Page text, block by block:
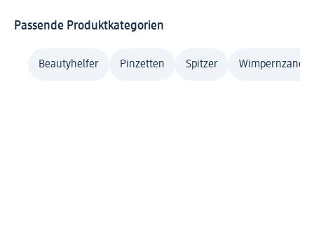
Passende Produktkategorien
Beautyhelfer Pinzetten Spitzer